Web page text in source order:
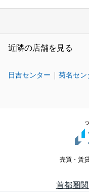
近隣の店舗を見る
日吉センター 菊名セン
売買・賃
首都圏